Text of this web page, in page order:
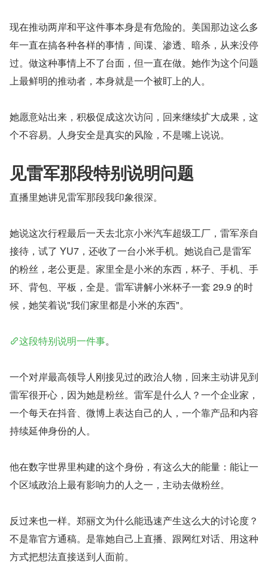
现在推动两岸和平这件事本身是有危险的。美国那边这么多
年一直在搞各种各样的事情，间谍、渗透、暗杀，从来没停
过。做这种事情上不了台面，但一直在做。她作为这个问题
上最鲜明的推动者，本身就是一个被盯上的人。
她愿意站出来，积极促成这次访问，回来继续扩大成果，这
个不容易。人身安全是真实的风险，不是嘴上说说。
见雷军那段特别说明问题
直播里她讲见雷军那段我印象很深。
她说这次行程最后一天去北京小米汽车超级工厂，雷军亲自
接待，试了 YU7，还收了一台小米手机。她说自己是雷军
的粉丝，老公更是。家里全是小米的东西，杯子、手机、手
环、背包、平板，全是。雷军讲解小米杯子一套 29.9 的时
候，她笑着说"我们家里都是小米的东西"。
这段特别说明一件事。
一个对岸最高领导人刚接见过的政治人物，回来主动讲见到
雷军很开心，因为她是粉丝。雷军是什么人？一个企业家，
一个每天在抖音、微博上表达自己的人，一个靠产品和内容
持续延伸身份的人。
他在数字世界里构建的这个身份，有这么大的能量：能让一
个区域政治上最有影响力的人之一，主动去做粉丝。
反过来也一样。郑丽文为什么能迅速产生这么大的讨论度？
不是靠官方通稿。是靠她自己上直播、跟网红对话、用这种
方式把想法直接送到人面前。